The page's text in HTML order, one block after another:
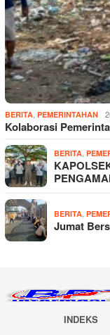
BERITA, PEMERINTAHAN
Kolaborasi
BERITA,
BERITA,
Jumat
INDEKS